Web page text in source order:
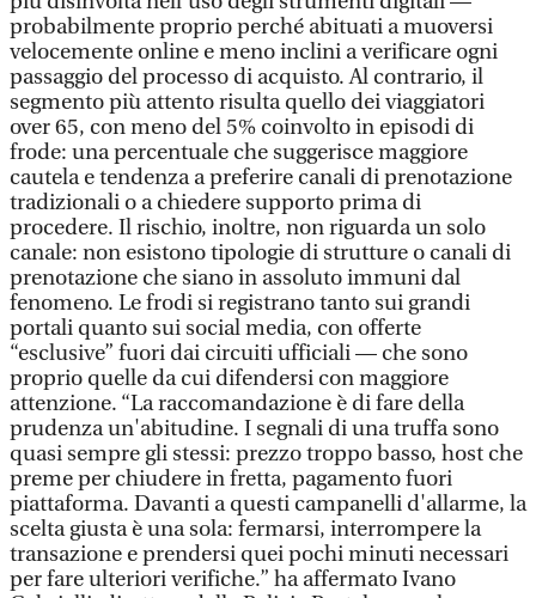
probabilmente proprio perché abituati a muoversi
velocemente online e meno inclini a verificare ogni
passaggio del processo di acquisto. Al contrario, il
segmento più attento risulta quello dei viaggiatori
over 65, con meno del 5% coinvolto in episodi di
frode: una percentuale che suggerisce maggiore
cautela e tendenza a preferire canali di prenotazione
tradizionali o a chiedere supporto prima di
procedere. Il rischio, inoltre, non riguarda un solo
canale: non esistono tipologie di strutture o canali di
prenotazione che siano in assoluto immuni dal
fenomeno. Le frodi si registrano tanto sui grandi
portali quanto sui social media, con offerte
“esclusive” fuori dai circuiti ufficiali — che sono
proprio quelle da cui difendersi con maggiore
attenzione. “La raccomandazione è di fare della
prudenza un'abitudine. I segnali di una truffa sono
quasi sempre gli stessi: prezzo troppo basso, host che
preme per chiudere in fretta, pagamento fuori
piattaforma. Davanti a questi campanelli d'allarme, la
scelta giusta è una sola: fermarsi, interrompere la
transazione e prendersi quei pochi minuti necessari
per fare ulteriori verifiche.” ha affermato Ivano